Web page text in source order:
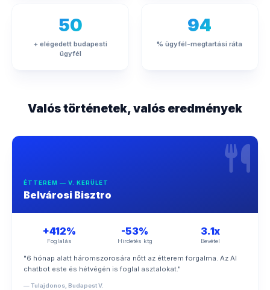
50
+ elégedett budapesti
ügyfél
94
% ügyfél-megtartási ráta
Valós történetek, valós eredmények
ÉTTEREM — V. KERÜLET
Belvárosi Bisztro
+412%
Foglalás
-53%
Hirdetés ktg
3.1x
Bevétel
"6 hónap alatt háromszorosára nőtt az étterem forgalma. Az AI
chatbot este és hétvégén is foglal asztalokat."
— Tulajdonos, Budapest V.